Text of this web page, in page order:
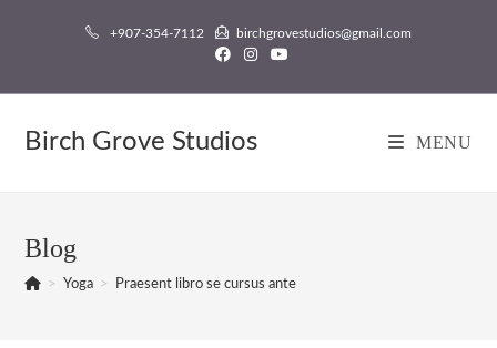
+907-354-7112 birchgrovestudios@gmail.com
Birch Grove Studios MENU
Blog
> Yoga > Praesent libro se cursus ante